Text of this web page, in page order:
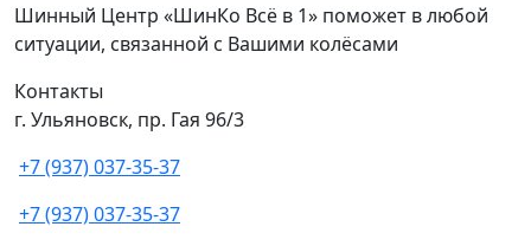
Шинный Центр «ШинКо Всё в 1» поможет в любой
ситуации, связанной с Вашими колёсами
Контакты
г. Ульяновск, пр. Гая 96/3
+7 (937) 037-35-37
+7 (937) 037-35-37